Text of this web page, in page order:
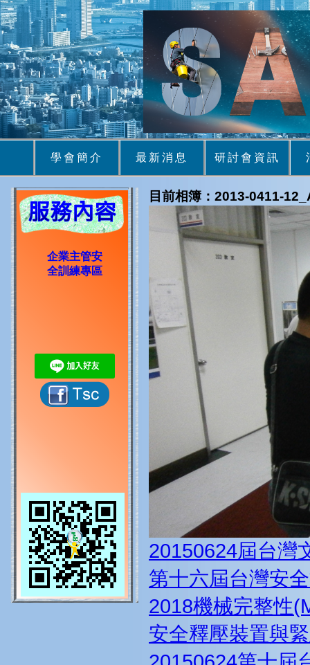
學會簡介 最新消息 研討會資訊
企業主管安
全訓練專區
目前相簿：2013-0411-
20150624屆台灣
第十六屆台灣安
2018機械完整性
安全釋壓裝置與